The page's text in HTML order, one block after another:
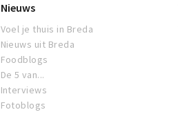
Nieuws
Voel je thuis in Breda
Nieuws uit Breda
Foodblogs
De 5 van...
Interviews
Fotoblogs